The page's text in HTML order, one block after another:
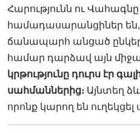
Հարությունն ու Վահագնը
համադասարանցիներ
ճանապարհ անցած
համար դարձավ այն
կրթությունը դուրս էր
սահմաններից։ Այնտեղ
որոնք կարող են ուղեկցել